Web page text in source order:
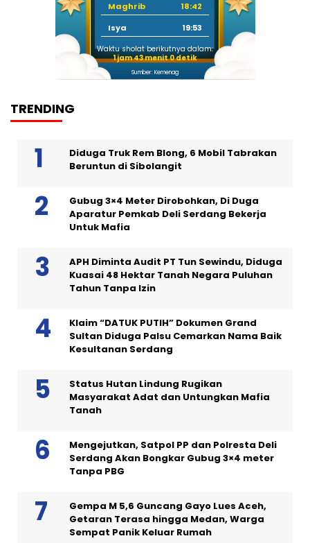
Maghrib
18:42
Isya
19:53
Waktu sholat berikutnya dalam:
1 jam 42 menit 59 detik
Sumber: Kemenag
TRENDING
Diduga Truk Rem Blong, 6 Mobil Tabrakan
Beruntun di Sibolangit
Gubug 3×4 Meter Dirobohkan, Di Duga
Aparatur Pemkab Deli Serdang Bekerja
Untuk Mafia
APH Diminta Audit PT Tun Sewindu, Diduga
Kuasai 48 Hektar Tanah Negara Puluhan
Tahun Tanpa Izin
Klaim “DATUK PUTIH” Dokumen Grand
Sultan Diduga Palsu Cemarkan Nama Baik
Kesultanan Serdang
Status Hutan Lindung Rugikan
Masyarakat Adat dan Untungkan Mafia
Tanah
Mengejutkan, Satpol PP dan Polresta Deli
Serdang Akan Bongkar Gubug 3×4 meter
Tanpa PBG
Gempa M 5,6 Guncang Gayo Lues Aceh,
Getaran Terasa hingga Medan, Warga
Sempat Panik Keluar Rumah